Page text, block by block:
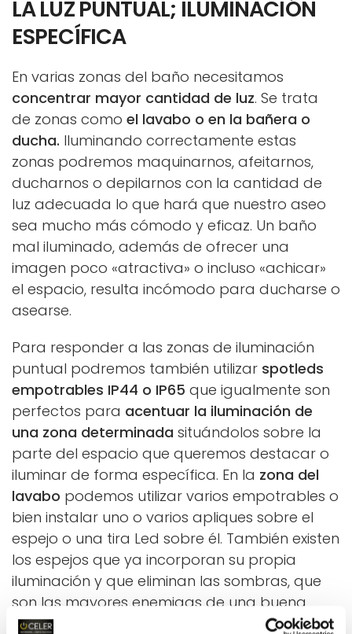
LA LUZ PUNTUAL; ILUMINACIÓN
ESPECÍFICA
En varias zonas del baño necesitamos
concentrar mayor cantidad de luz. Se trata
de zonas como el lavabo o en la bañera o
ducha. Iluminando correctamente estas
zonas podremos maquinarnos, afeitarnos,
ducharnos o depilarnos con la cantidad de
luz adecuada lo que hará que nuestro aseo
sea mucho más cómodo y eficaz. Un baño
mal iluminado, además de ofrecer una
imagen poco «atractiva» o incluso «achicar»
el espacio, resulta incómodo para ducharse o
asearse.
Para responder a las zonas de iluminación
puntual podremos también utilizar spotleds
empotrables IP44 o IP65 que igualmente son
perfectos para acentuar la iluminación de
una zona determinada situándolos sobre la
parte del espacio que queremos destacar o
iluminar de forma específica. En la zona del
lavabo podemos utilizar varios empotrables o
bien instalar uno o varios apliques sobre el
espejo o una tira Led sobre él. También existen
los espejos que ya incorporan su propia
iluminación y que eliminan las sombras, que
son las mayores enemigas de una buena
iluminación en el baño.